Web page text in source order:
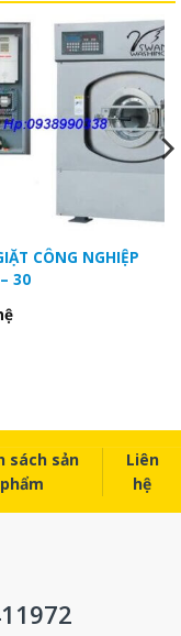
C: 2210mm
CÔNG NGHIỆP
30
sách sản
phẩm
Liên
hệ